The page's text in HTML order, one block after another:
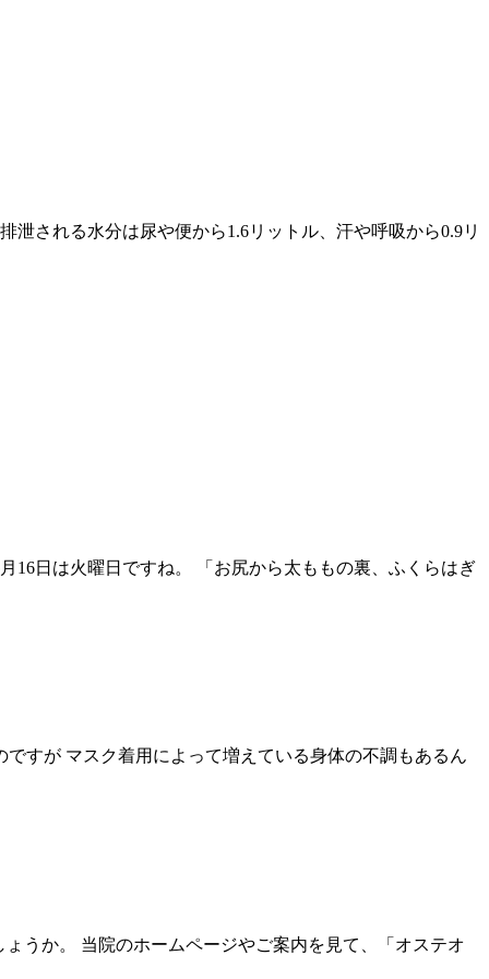
される水分は尿や便から1.6リットル、汗や呼吸から0.9リ
16日は火曜日ですね。 「お尻から太ももの裏、ふくらはぎ
すが マスク着用によって増えている身体の不調もあるん
うか。 当院のホームページやご案内を見て、「オステオ